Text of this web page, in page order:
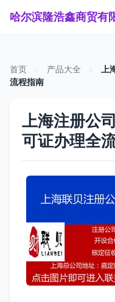
首页 产品大全
流程指南
上海注册公
可证办理全